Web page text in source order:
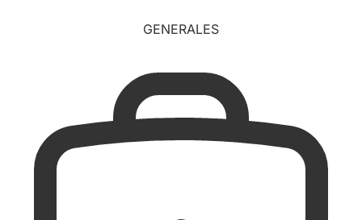
GENERALES